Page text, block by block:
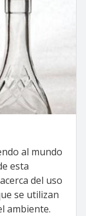
al mundo
esta
del uso
se utilizan
ambiente.